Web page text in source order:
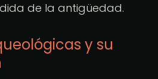
de la antigüedad.
y su